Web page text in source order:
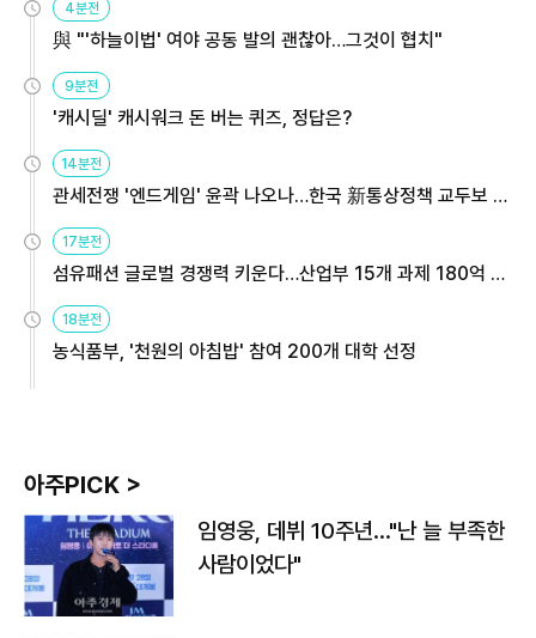
4분전
與 "'하늘이법' 여야 공동 발의 괜찮아…그것이 협치"
9분전
'캐시딜' 캐시워크 돈 버는 퀴즈, 정답은?
14분전
관세전쟁 '엔드게임' 윤곽 나오나…한국 新통상정책 교두보 활
용해야
17분전
섬유패션 글로벌 경쟁력 키운다…산업부 15개 과제 180억 지
원
18분전
농식품부, '천원의 아침밥' 참여 200개 대학 선정
아주PICK >
임영웅, 데뷔 10주년…"난 늘 부족한
사람이었다"